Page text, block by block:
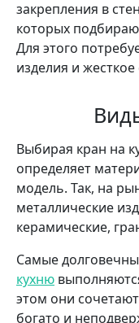
закрепления в
которых
Для этого
изделия и
Выбирая кран на
определяет
модель. Так, на
металлические
керамические,
Самые
кухню
этом они
богато и